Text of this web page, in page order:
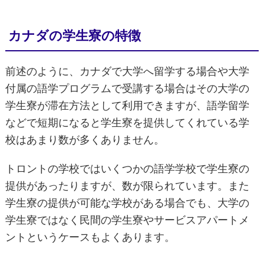
カナダの学生寮の特徴
前述のように、カナダで大学へ留学する場合や大学
付属の語学プログラムで受講する場合はその大学の
学生寮が滞在方法として利用できますが、語学留学
などで短期になると学生寮を提供してくれている学
校はあまり数が多くありません。
トロントの学校ではいくつかの語学学校で学生寮の
提供があったりますが、数が限られています。また
学生寮の提供が可能な学校がある場合でも、大学の
学生寮ではなく民間の学生寮やサービスアパートメ
ントというケースもよくあります。